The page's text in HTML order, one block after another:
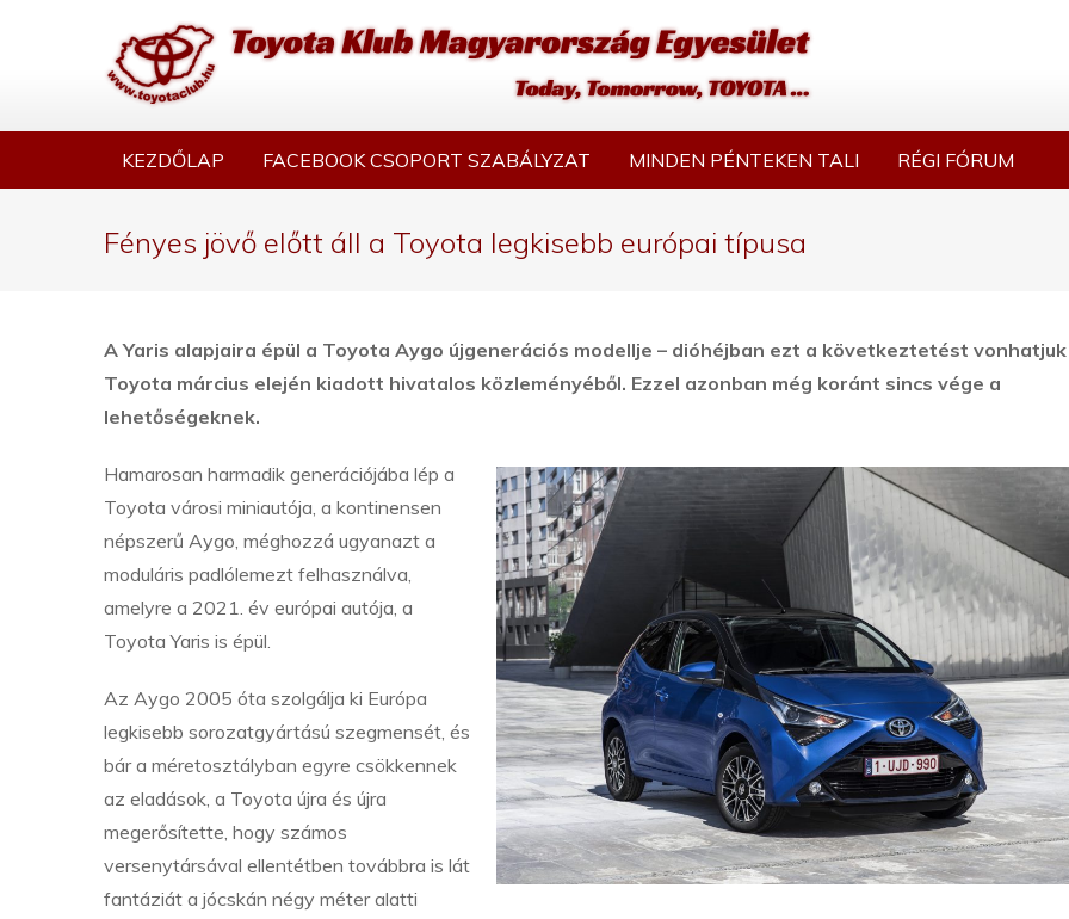
KEZDŐLAP FACEBOOK CSOPORT SZABÁLYZAT MINDEN PÉNTEKEN TALI RÉGI FÓRUM
Fényes jövő előtt áll a Toyota legkisebb európai típusa
A Yaris alapjaira épül a Toyota Aygo újgenerációs modellje – dióhéjban ezt a következtetést
Toyota március elején kiadott hivatalos közleményéből. Ezzel azonban még koránt sincs vége a
lehetőségeknek.
Hamarosan harmadik generációjába lép a
Toyota városi miniautója, a kontinensen
népszerű Aygo, méghozzá ugyanazt a
moduláris padlólemezt felhasználva,
amelyre a 2021. év európai autója, a
Toyota Yaris is épül.
Az Aygo 2005 óta szolgálja ki Európa
legkisebb sorozatgyártású szegmensét, és
bár a méretosztályban egyre csökkennek
az eladások, a Toyota újra és újra
megerősítette, hogy számos
versenytársával ellentétben továbbra is lát
fantáziát a jócskán négy méter alatti